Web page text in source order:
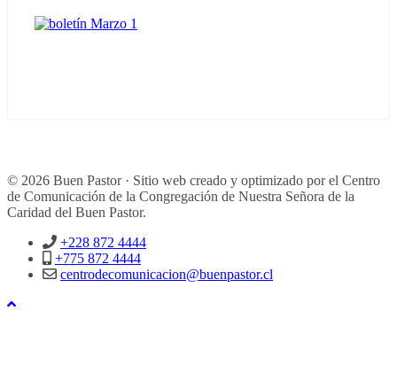
© 2026 Buen Pastor · Sitio web creado y optimizado por el Centro
de Comunicación de la Congregación de Nuestra Señora de la
Caridad del Buen Pastor.
+228 872 4444
+775 872 4444
centrodecomunicacion@buenpastor.cl